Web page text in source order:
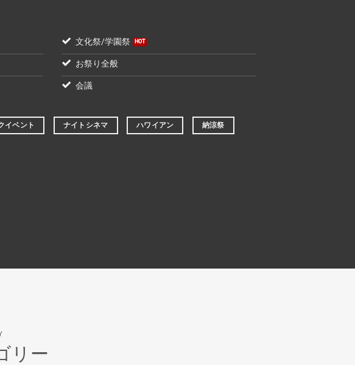
文化祭/学園祭
お祭り全般
会議
イベント ナイトシネマ ハワイアン 納涼祭
リー